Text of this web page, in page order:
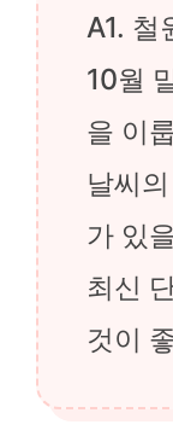
A1. 철
10월
을 이
날씨
가 있
최신
것이